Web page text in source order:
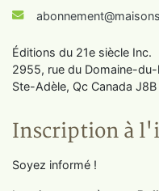
Éditions du 21e siècle Inc.
2955, rue du Domaine-
Ste-Adèle, Qc Canada J8B
Inscription à
Soyez informé !